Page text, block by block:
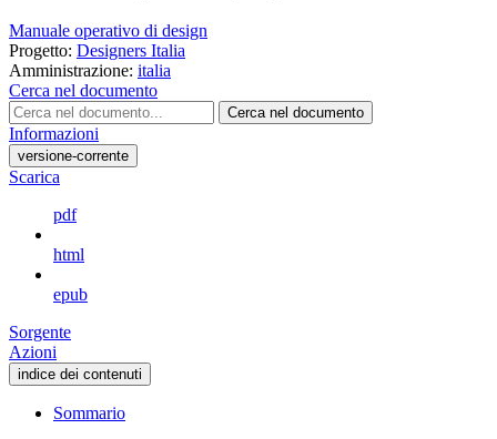
Manuale operativo di design
Progetto: Designers Italia
Amministrazione: italia
Cerca nel documento
Cerca nel documento
Informazioni
versione-corrente
Scarica
pdf
html
epub
Sorgente
Azioni
indice dei contenuti
Sommario